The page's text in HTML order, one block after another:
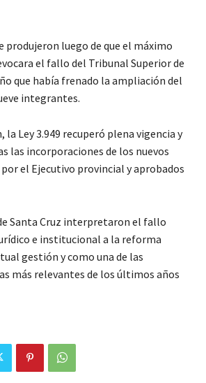
produjeron luego de que el máximo
el fallo del Tribunal Superior de
que había frenado la ampliación del
integrantes.
la Ley 3.949 recuperó plena vigencia y
las incorporaciones de los nuevos
el Ejecutivo provincial y aprobados
Santa Cruz interpretaron el fallo
e institucional a la reforma
gestión y como una de las
más relevantes de los últimos años